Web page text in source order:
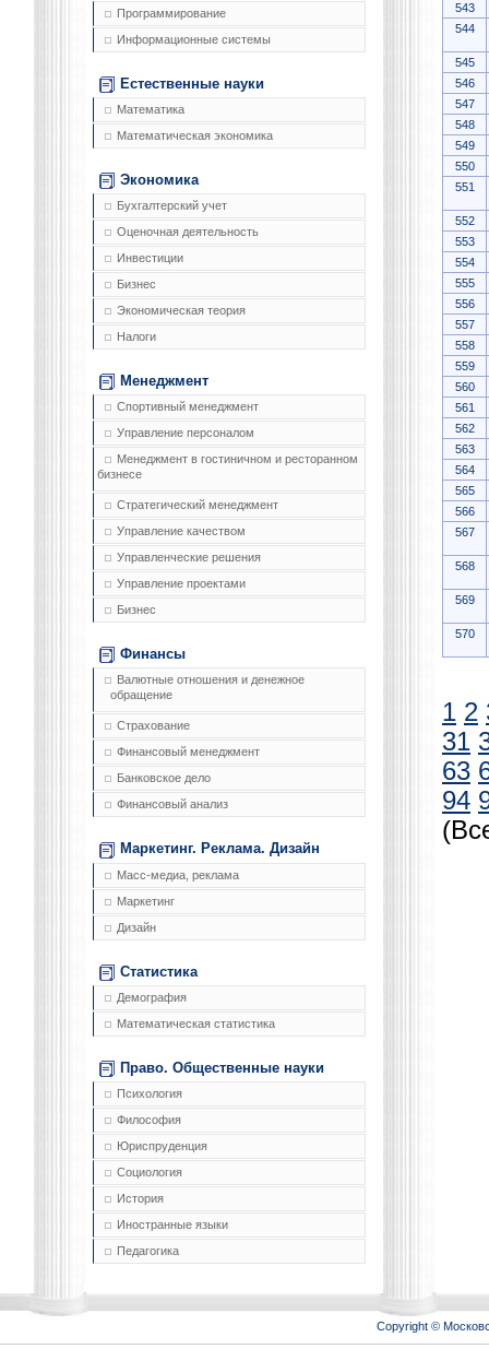
Программирование
Информационные системы
Естественные науки
Математика
Математическая экономика
Экономика
Бухгалтерский учет
Оценочная деятельность
Инвестиции
Бизнес
Экономическая теория
Налоги
Менеджмент
Спортивный менеджмент
Управление персоналом
Менеджмент в гостиничном и ресторанном
бизнесе
Стратегический менеджмент
Управление качеством
Управленческие решения
Управление проектами
Бизнес
Финансы
Валютные отношения и денежное
обращение
Страхование
Финансовый менеджмент
Банковское дело
Финансовый анализ
Маркетинг. Реклама. Дизайн
Масс-медиа, реклама
Маркетинг
Дизайн
Статистика
Демография
Математическая статистика
Право. Общественные науки
Психология
Философия
Юриспруденция
Социология
История
Иностранные языки
Педагогика
543
544
545
546
547
548
549
550
551
552
553
554
555
556
557
558
559
560
561
562
563
564
565
566
567
568
569
570
1 2
31
63
94
Copyright ©